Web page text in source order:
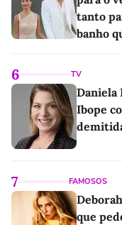
tanto
banho
6 TV
Daniela
Ibope
7 FAMOSOS
que